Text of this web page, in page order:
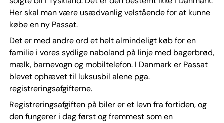
Her skal man være usædvanlig velstående for at kunne
købe en ny Passat.
Det er med andre ord et helt almindeligt køb for en
familie i vores sydlige naboland på linje med bagerbrød,
mælk, barnevogn og mobiltelefon. I Danmark er Passat
blevet ophævet til luksusbil alene pga.
registreringsafgifterne.
Registreringsafgiften på biler er et levn fra fortiden, og
den fungerer i dag først og fremmest som en